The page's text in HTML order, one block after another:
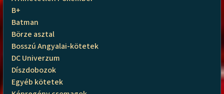
B+
Batman
Börze asztal
Bosszú Angyalai-kötetek
DC Univerzum
Díszdobozok
Egyéb kötetek